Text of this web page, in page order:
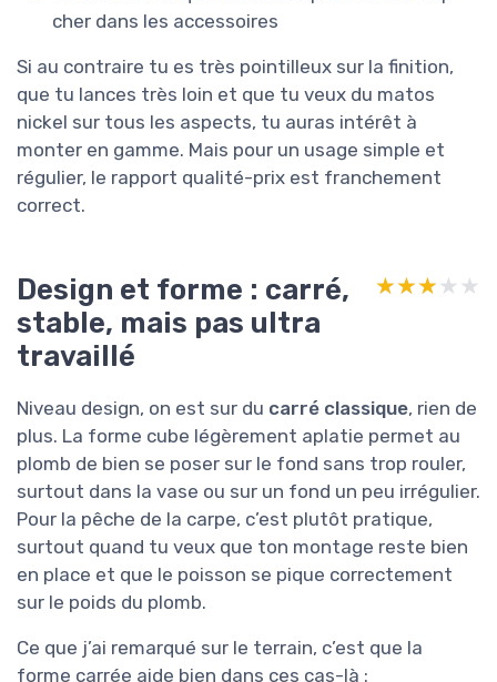
cher dans les accessoires
Si au contraire tu es très pointilleux sur la finition,
que tu lances très loin et que tu veux du matos
nickel sur tous les aspects, tu auras intérêt à
monter en gamme. Mais pour un usage simple et
régulier, le rapport qualité-prix est franchement
correct.
Design et forme : carré,
stable, mais pas ultra
travaillé
★★★★★
★★★★★
Niveau design, on est sur du carré classique, rien de
plus. La forme cube légèrement aplatie permet au
plomb de bien se poser sur le fond sans trop rouler,
surtout dans la vase ou sur un fond un peu irrégulier.
Pour la pêche de la carpe, c’est plutôt pratique,
surtout quand tu veux que ton montage reste bien
en place et que le poisson se pique correctement
sur le poids du plomb.
Ce que j’ai remarqué sur le terrain, c’est que la
forme carrée aide bien dans ces cas-là :